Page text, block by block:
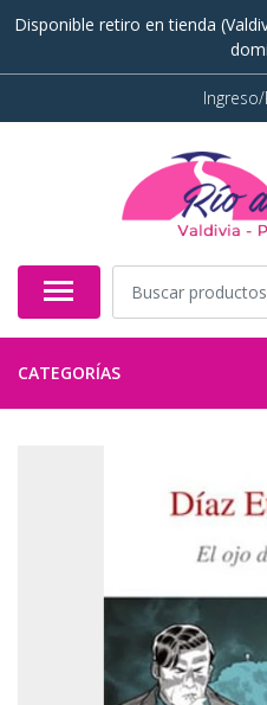
Disponible retiro en tienda
CATEGORÍAS